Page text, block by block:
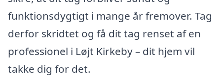
funktionsdygtigt i mange år fremover. Tag
derfor skridtet og få dit tag renset af en
professionel i Løjt Kirkeby – dit hjem vil
takke dig for det.